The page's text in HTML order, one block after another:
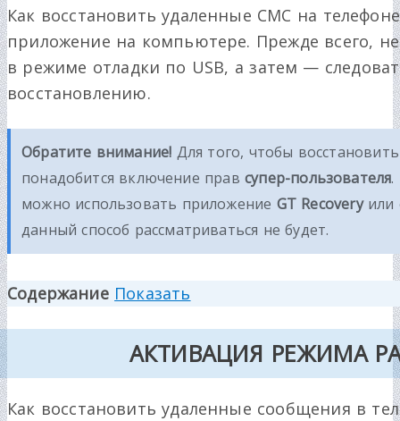
Как восстановить удаленные СМС на
приложение на компьютере. Прежде всего,
в режиме отладки по USB, а затем —
восстановлению.
Обратите внимание! Для того, чтобы
понадобится включение правсупер-пользователя.
можно использовать приложение GT Recoveryили
данный способ рассматриваться не будет.
Содержание Показать
АКТИВАЦИЯ РЕЖИМА
Как восстановить удаленные сообщения в